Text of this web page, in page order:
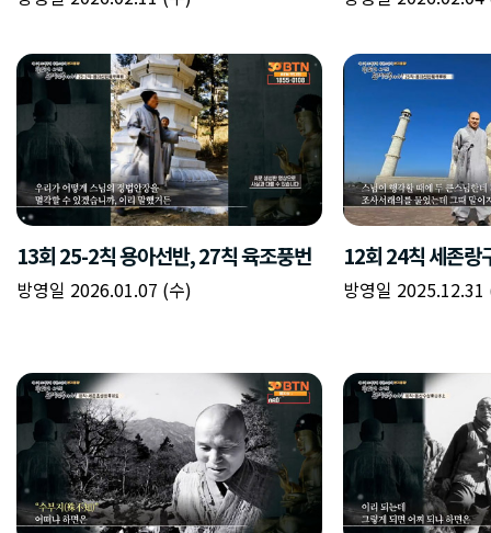
13회 25-2칙 용아선반, 27칙 육조풍번
방영일 2026.01.07 (수)
12회 24칙 세존랑
방영일 2025.12.31